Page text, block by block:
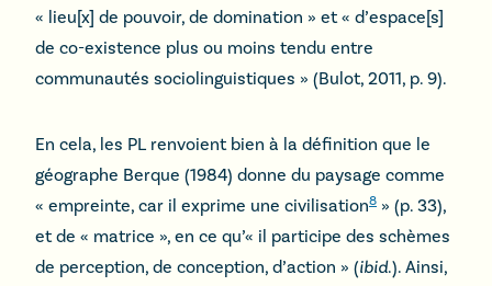
« lieu[x] de pouvoir, de domination » et « d’espace[s]
de co-existence plus ou moins tendu entre
communautés sociolinguistiques » (Bulot, 2011, p. 9).
En cela, les PL renvoient bien à la définition que le
géographe Berque (1984) donne du paysage comme
« empreinte, car il exprime une civilisation8 » (p. 33),
et de « matrice », en ce qu’« il participe des schèmes
de perception, de conception, d’action » (ibid.). Ainsi,